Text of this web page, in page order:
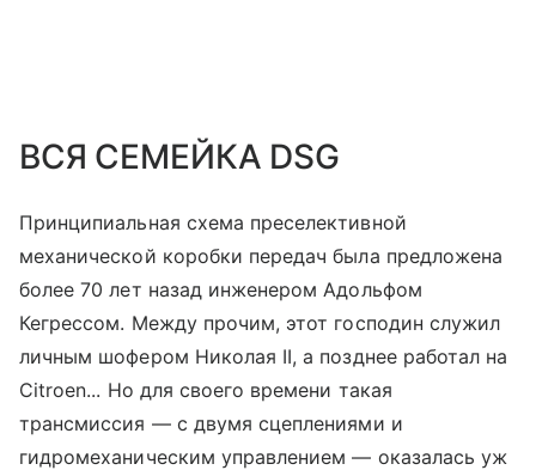
ВСЯ СЕМЕЙКА DSG
Принципиальная схема преселективной
механической коробки передач была предложена
более 70 лет назад инженером Адольфом
Кегрессом. Между прочим, этот господин служил
личным шофером Николая II, а позднее работал на
Citroen... Но для своего времени такая
трансмиссия — с двумя сцеплениями и
гидромеханическим управлением — оказалась уж